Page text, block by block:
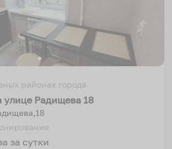
районах города
улице Радищева 18
за сутки